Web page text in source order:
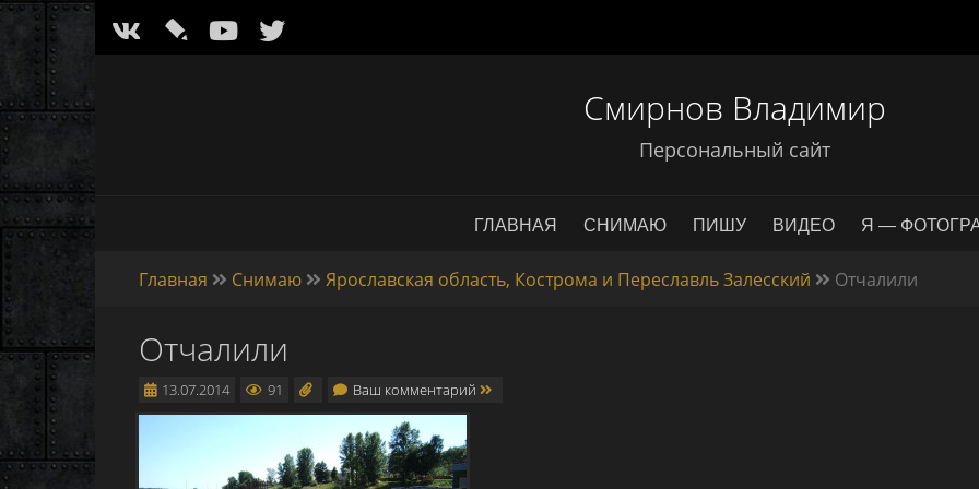
l
Смирнов Владимир
Персональный сайт
ГЛАВНАЯ СНИМАЮ ПИШУ ВИДЕО Я —
Главная Снимаю Ярославская область, Кострома и Переславль Залесский Отчалили
Отчалили
13.07.2014 91 Ваш комментарий